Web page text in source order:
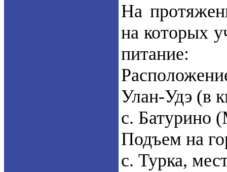
На
на которых
питание:
Улан-Удэ (в
с. Батурино
Подъем на
с. Турка,